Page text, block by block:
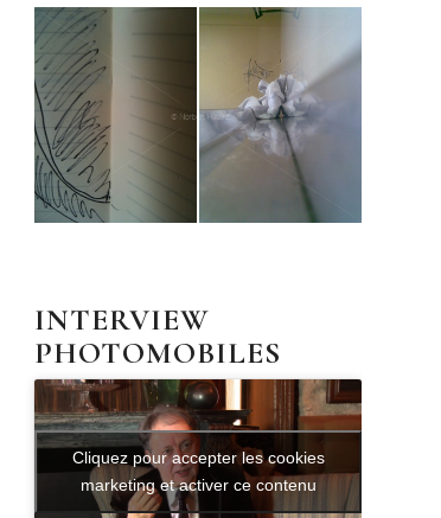
INTERVIEW
PHOTOMOBILES
Cliquez pour accepter les cookies
marketing et activer ce contenu